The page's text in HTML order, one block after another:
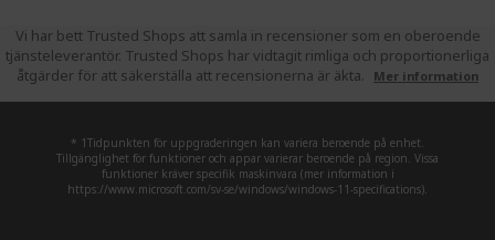
Vi har bett Trusted Shops att samla in recensioner som en oberoende
tjänsteleverantör. Trusted Shops har vidtagit rimliga och proportionerliga
åtgärder för att säkerställa att recensionerna är äkta.
Mer information
* 1Tidpunkten för uppgraderingen kan variera beroende på enhet.
Tillgänglighet för funktioner och appar varierar beroende på region. Vissa
funktioner kräver specifik maskinvara (mer information i
https://www.microsoft.com/sv-se/windows/windows-11-specifications).